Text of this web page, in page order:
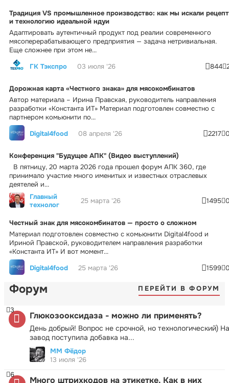
Традиция VS промышленное производство: как мы искали рецепт
и технологию идеальной ндуи
Адаптировать аутентичный продукт под реалии современного
мясоперерабатывающего предприятия — задача нетривиальная.
Еще сложнее при этом не...
ГК Тэкспро
03 июля '26 844
Дорожная карта «Честного знака» для мясокомбинатов
Автор материала – Ирина Правская, руководитель направления
разработки «Константа ИТ» Материал подготовлен совместно с
партнером комьюнити по...
Digital4food
08 апреля '26 2217
Конференция "Будущее АПК" (Видео выступлений)
В пятницу, 20 марта 2026 года прошел форум АПК 360, где
принимало участие много именитых и известных отраслевых
деятелей и...
Главный
технолог
25 марта '26 1495
Честный знак для мясокомбинатов — просто о сложном
Материал подготовлен совместно с комьюнити Digital4food и
Ириной Правской, руководителем направления разработки
«Константа ИТ» И вот момент...
Digital4food
25 марта '26 1599
Форум ПЕРЕЙТИ В ФОРУМ
Глюкозооксидаза - можно ли применять?
День добрый! Вопрос не срочной, но технологический) На
завод поступила добавка на...
3
ММ Фёдор
13 июля '26
Много штрихкодов на этикетке. Как в них
6